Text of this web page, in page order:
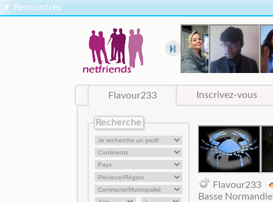
▼ Rencontres
Flavour233 Inscrivez-vous
Recherche
Flavour233
Basse Normandie